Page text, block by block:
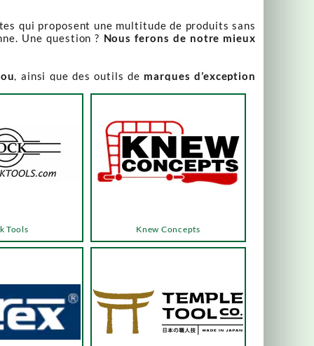
qui proposent une multitude de produits sans
Une question ? Nous ferons de notre mieux
, ainsi que des outils de marques d’exception
alors n’hésitez pas à nous contacter pour
ou les boutons dédiés, qui vous mèneront
Tools Knew Concepts